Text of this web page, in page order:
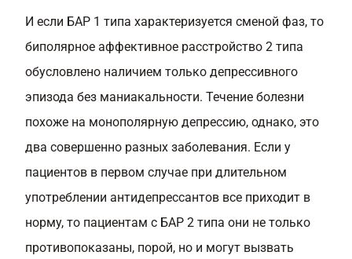
И если БАР 1 типа характеризуется сменой фаз, то
биполярное аффективное расстройство 2 типа
обусловлено наличием только депрессивного
эпизода без маниакальности. Течение болезни
похоже на монополярную депрессию, однако, это
два совершенно разных заболевания. Если у
пациентов в первом случае при длительном
употреблении антидепрессантов все приходит в
норму, то пациентам с БАР 2 типа они не только
противопоказаны, порой, но и могут вызвать